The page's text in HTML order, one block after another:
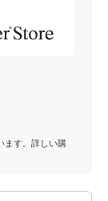
ます。詳しい購